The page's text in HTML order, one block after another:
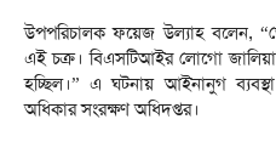
উপপরিচালক ফয়েজ উল্যাহ বলেন,
এই চক্র। বিএসটিআইর লোগো
হচ্ছিল।” এ ঘটনায় আইনানুগ
অধিকার সংরক্ষণ অধিদপ্তর।